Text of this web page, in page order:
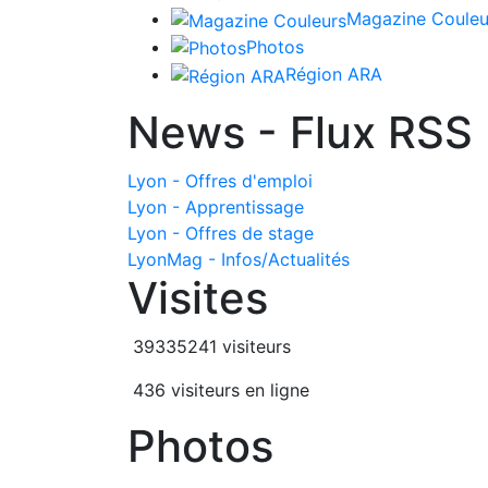
Magazine
Photos
Région ARA
News - Flux RSS
Lyon - Offres d'emploi
Lyon - Apprentissage
Lyon - Offres de stage
LyonMag - Infos/Actualités
Visites
39335241 visiteurs
436 visiteurs en ligne
Photos